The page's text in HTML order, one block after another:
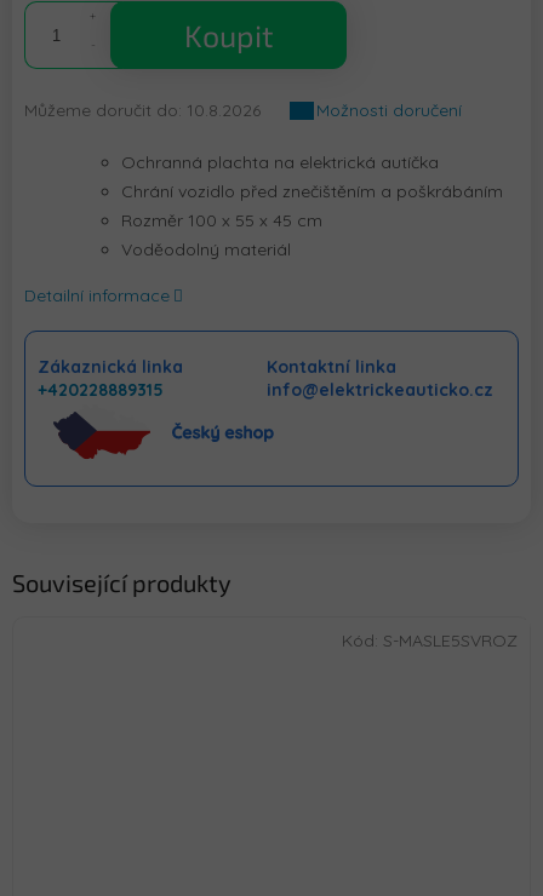
cena:
Koupit
Můžeme doručit do: 10.8.2026 Možnosti doručení
Ochranná plachta na elektrická autíčka
Chrání vozidlo před znečištěním a poškrábáním
Rozměr 100 x 55 x 45 cm
Voděodolný materiál
Detailní informace
Zákaznická linka
+420228889315
Kontaktní linka
info@elektrickeauticko.cz
Související produkty
Kód: S-MASLE5SVROZ